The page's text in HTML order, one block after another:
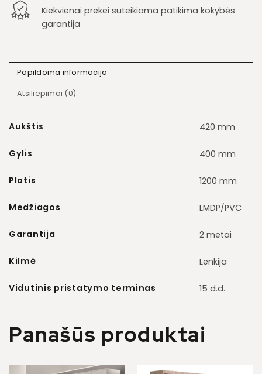
Kiekvienai prekei suteikiama patikima kokybės
garantija
Papildoma informacija
Atsiliepimai (0)
Aukštis 420 mm
Gylis 400 mm
Plotis 1200 mm
Medžiagos LMDP/PVC
Garantija 2 metai
Kilmė Lenkija
Vidutinis pristatymo terminas 15 d.d.
Panašūs produktai